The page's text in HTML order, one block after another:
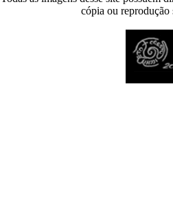
cópia ou reprodução